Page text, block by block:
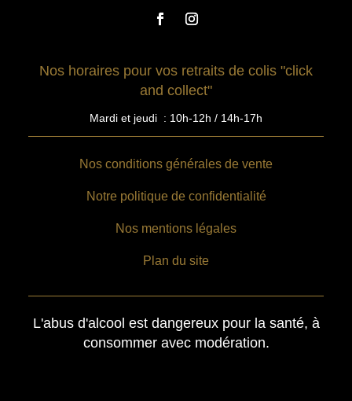
Nos horaires pour vos retraits de colis "click
and collect"
Mardi et jeudi : 10h-12h / 14h-17h
Nos conditions générales de vente
Notre politique de confidentialité
Nos mentions légales
Plan du site
L'abus d'alcool est dangereux pour la santé, à
consommer avec modération.